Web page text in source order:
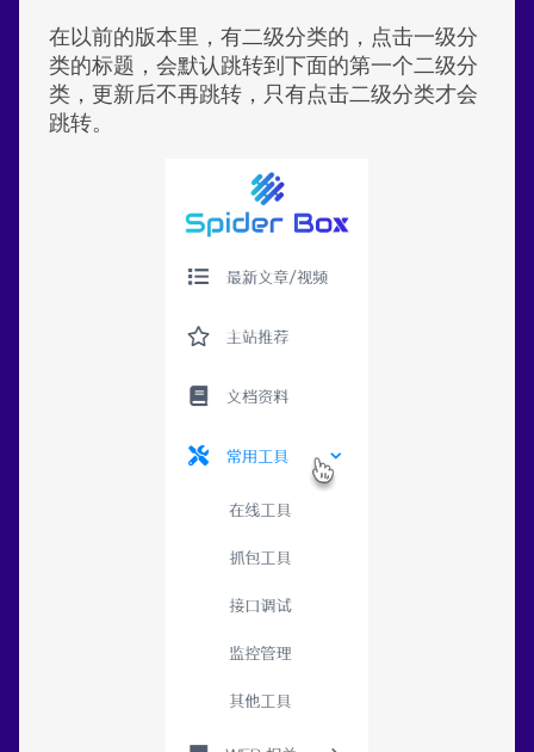
在以前的版本里，有二级分类的，点击一级分
类的标题，会默认跳转到下面的第一个二级分
类，更新后不再跳转，只有点击二级分类才会
跳转。